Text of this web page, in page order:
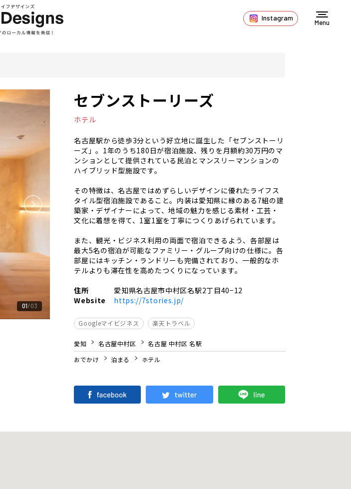
Instagram
Menu
01 03
セブンストーリーズ
ホテル
名古屋駅から徒歩3分という好立地に誕生した「セブンストーリ
ーズ」。1年のうち180日が宿泊施設、残りを月額約30万円のマ
ンションとして提供されている民泊とマンスリーマンションの
ハイブリッド型施設です。
その特徴は、名古屋ではめずらしいデザインに優れたライフス
タイル型宿泊施設であること。内装は愛知県に縁のある7組の建
築家・デザイナーによって、地域の魅力を感じる素材・工芸・
文化に着想を得て、1室1室を丁寧につくりあげられています。
また、観光・ビジネス利用の両面で宿泊できるよう、各部屋は
最大5名の宿泊が可能なファミリー・グループ向けの仕様に。各
部屋にはキッチン・ランドリーも完備されており、一般的なホ
テルよりも滞在性を高めたつくりになっています。
住所
愛知県名古屋市中村区名駅2丁目40−12
Website
https://7stories.jp/
Googleマイビジネス 楽天トラベル
愛知 名古屋中村区
名古屋 中村区 名駅
おでかけ
泊まる ホテル